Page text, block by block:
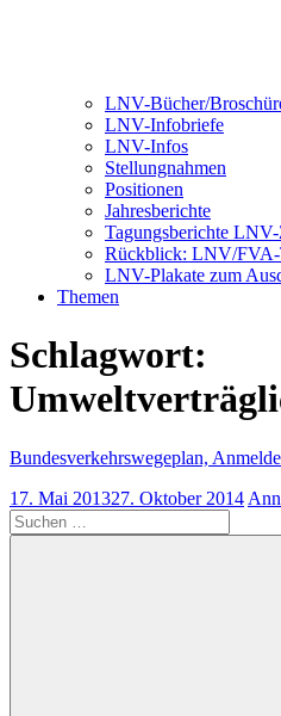
LNV-Bücher/
LNV-Infobriefe
LNV-Infos
Stellungnahmen
Positionen
Jahresberichte
Tagungsberichte
Rückblick: LNV/FVA-
LNV-Plakate zum
Themen
Schlagwort:
Bundesverkehrswegeplan,
17. Mai 201327. Oktober 2014
Suchen
nach: